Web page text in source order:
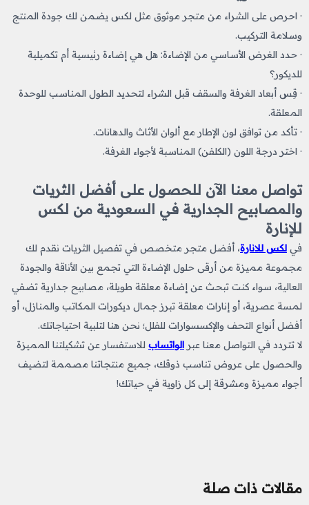
· احرص على الشراء من متجر موثوق مثل لكس يضمن لك جودة المنتج
وسلامة التركيب.
· حدد الغرض الأساسي من الإضاءة: هل هي إضاءة رئيسية أم تكميلية
للديكور؟
· قِس أبعاد الغرفة والسقف قبل الشراء لتحديد الطول المناسب للوحدة
المعلقة.
· تأكد من توافق لون الإطار مع ألوان الأثاث والدهانات.
· اختر درجة اللون (الكلفن) المناسبة لأجواء الغرفة.
تواصل معنا الآن للحصول على أفضل الثريات
والمصابيح الجدارية في السعودية من لكس
للإنارة
في لكس للانارة، أفضل متجر متخصص في تفصيل الثريات نقدم لك
مجموعة مميزة من أرقى حلول الإضاءة التي تجمع بين الأناقة والجودة
العالية، سواء كنت تبحث عن إضاءة معلقة طويلة، مصابيح جدارية تضفي
لمسة عصرية، أو إنارات معلقة تبرز جمال ديكورات المكاتب والمنازل، أو
أفضل أنواع التحف والإكسسوارات للفلل؛ نحن هنا لتلبية احتياجاتك.
لا تتردد في التواصل معنا عبر الواتساب للاستفسار عن تشكيلتنا المميزة
والحصول على عروض تناسب ذوقك، جميع منتجاتنا مصممة لتضيف
أجواء مميزة ومشرقة إلى كل زاوية في حياتك!
مقالات ذات صلة